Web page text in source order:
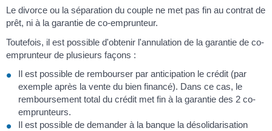
Le divorce ou la séparation du couple ne met pas fin au contrat de
prêt, ni à la garantie de co-emprunteur.
Toutefois, il est possible d'obtenir l'annulation de la garantie de co-
emprunteur de plusieurs façons :
Il est possible de rembourser par anticipation le crédit (par
exemple après la vente du bien financé). Dans ce cas, le
remboursement total du crédit met fin à la garantie des 2 co-
emprunteurs.
Il est possible de demander à la banque la désolidarisation